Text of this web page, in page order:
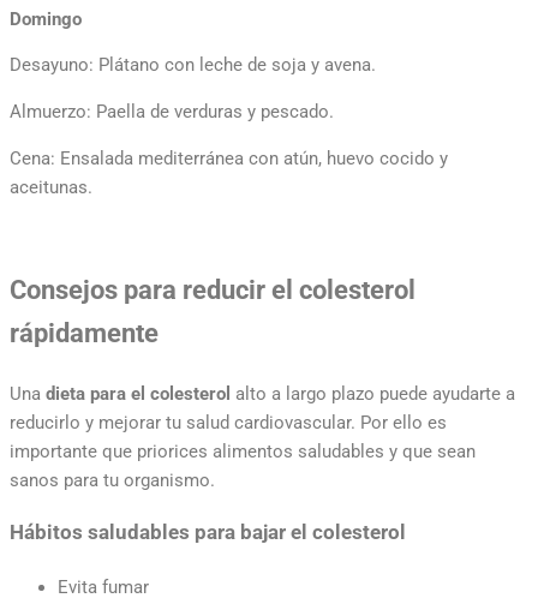
Domingo
Desayuno: Plátano con leche de soja y avena.
Almuerzo: Paella de verduras y pescado.
Cena: Ensalada mediterránea con atún, huevo cocido y
aceitunas.
Consejos para reducir el colesterol
rápidamente
Una dieta para el colesterol alto a largo plazo puede ayudarte a
reducirlo y mejorar tu salud cardiovascular. Por ello es
importante que priorices alimentos saludables y que sean
sanos para tu organismo.
Hábitos saludables para bajar el colesterol
Evita fumar